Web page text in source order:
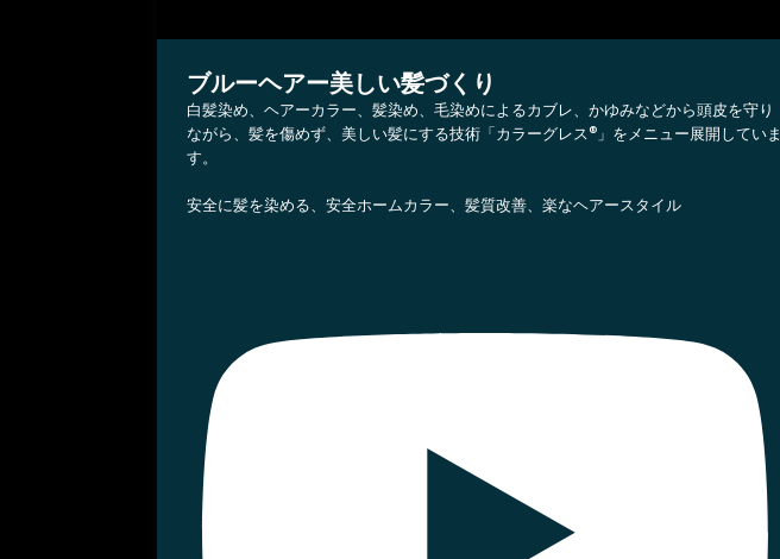
ブルーヘアー美しい髪づくり
白髪染め、ヘアーカラー、髪染め、毛染めによるカブレ、かゆみなどから頭皮を守り
ながら、髪を傷めず、美しい髪にする技術「カラーグレス®」をメニュー展開していま
す。
安全に髪を染める、安全ホームカラー、髪質改善、楽なヘアースタイル